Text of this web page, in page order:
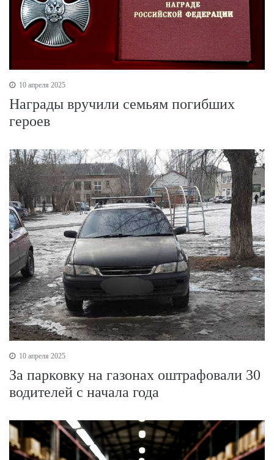
10 апреля 2025
Награды вручили семьям погибших
героев
10 апреля 2025
За парковку на газонах оштрафовали 30
водителей с начала года